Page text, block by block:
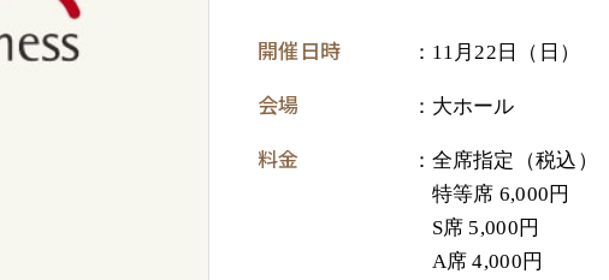
開催日時 11月22日（日）
会場 大ホール
料金
全席指定（税込）
特等席 6,000円
S席 5,000円
A席 4,000円